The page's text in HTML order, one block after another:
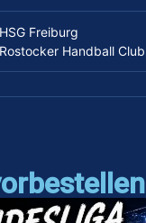
HSG Freiburg
Rostocker Handball Club